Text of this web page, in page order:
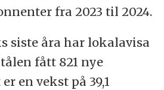
fra 2023 til 2024.
siste åra har lokalavisa
fått 821 nye
en vekst på 39,1